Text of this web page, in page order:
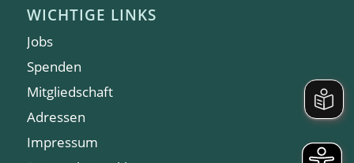
WICHTIGE LINKS
Jobs
Spenden
Mitgliedschaft
Adressen
Impressum